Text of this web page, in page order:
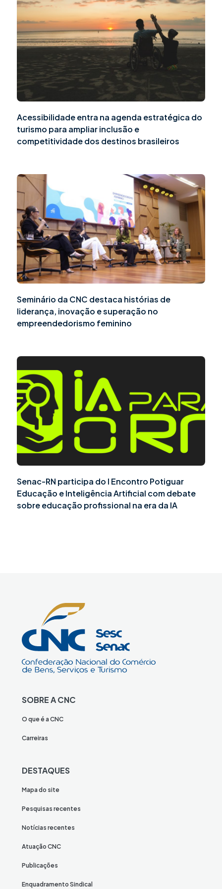
Acessibilidade entra na agenda estratégica do
turismo para ampliar inclusão e
competitividade dos destinos brasileiros
Seminário da CNC destaca histórias de
liderança, inovação e superação no
empreendedorismo feminino
Senac-RN participa do I Encontro Potiguar
Educação e Inteligência Artificial com debate
sobre educação profissional na era da IA
SOBRE A CNC
O que é a CNC
Carreiras
DESTAQUES
Mapa do site
Pesquisas recentes
Notícias recentes
Atuação CNC
Publicações
Enquadramento Sindical